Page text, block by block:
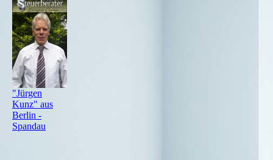
"Jürgen
Kunz" aus
Berlin -
Spandau